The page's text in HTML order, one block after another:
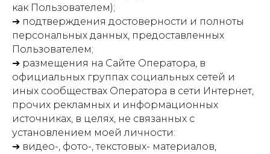
как Пользователем);
➔ подтверждения достоверности и полноты
персональных данных, предоставленных
Пользователем;
➔ размещения на Сайте Оператора, в
официальных группах социальных сетей и
иных сообществах Оператора в сети Интернет,
прочих рекламных и информационных
источниках, в целях, не связанных с
установлением моей личности:
➔ видео-, фото-, текстовых- материалов,